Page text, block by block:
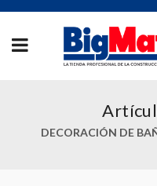
DECORACIÓN DE